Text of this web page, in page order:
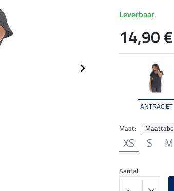
ANTRACIET
Maat: |
XS S M
Leverbaar
14,90 €
Aantal: